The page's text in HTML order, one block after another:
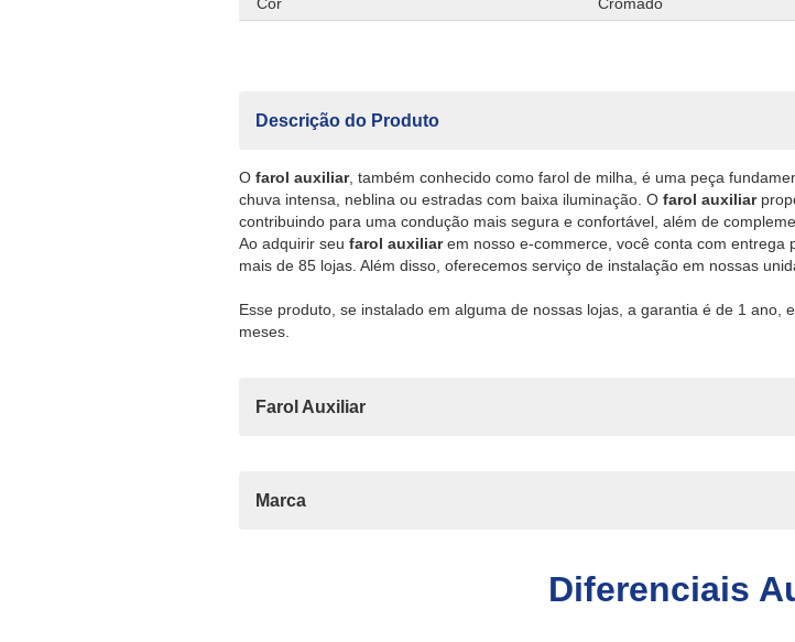
Descrição do Produto
O farol auxiliar, também conhecido como farol de milha, é uma peça
chuva intensa, neblina ou estradas com baixa iluminação. O farol auxiliar
contribuindo para uma condução mais segura e confortável, além de
Ao adquirir seu farol auxiliarem nosso e-commerce, você conta com entrega
mais de 85 lojas. Além disso, oferecemos serviço de instalação em nossas
Esse produto, se instalado em alguma de nossas lojas, a garantia é de 1
meses.
Farol Auxiliar
Marca
Diferenciais